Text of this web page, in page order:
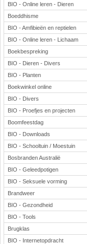
BIO - Online leren - Dieren
Boeddhisme
BIO - Amfibieën en reptielen
BIO - Online leren - Lichaam
Boekbespreking
BIO - Dieren - Divers
BIO - Planten
Boekwinkel online
BIO - Divers
BIO - Proefjes en projecten
Boomfeestdag
BIO - Downloads
BIO - Schooltuin / Moestuin
Bosbranden Australië
BIO - Geleedpotigen
BIO - Seksuele vorming
Brandweer
BIO - Gezondheid
BIO - Tools
Brugklas
BIO - Internetopdracht